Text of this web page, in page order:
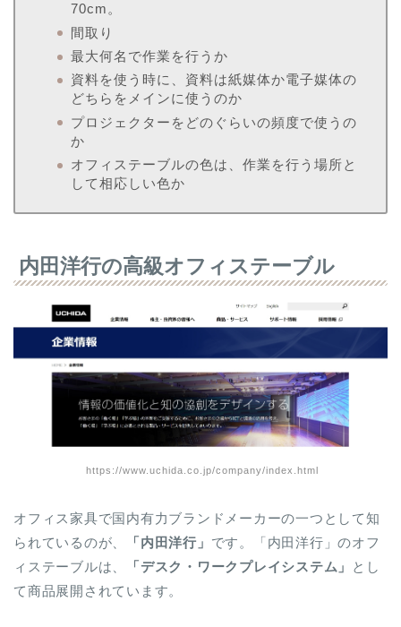
70cm。
間取り
最大何名で作業を行うか
資料を使う時に、資料は紙媒体か電子媒体の
どちらをメインに使うのか
プロジェクターをどのぐらいの頻度で使うの
か
オフィステーブルの色は、作業を行う場所と
して相応しい色か
内田洋行の高級オフィステーブル
https://www.uchida.co.jp/company/index.html
オフィス家具で国内有力ブランドメーカーの一つとして知
られているのが、
「内田洋行」 です。「内田洋行」のオフ
ィステーブルは、
「デスク・ワークプレイシステム」
とし
て商品展開されています。